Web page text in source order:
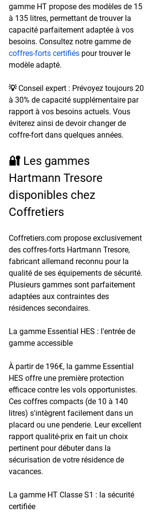
gamme HT propose des modèles de 15
à 135 litres, permettant de trouver la
capacité parfaitement adaptée à vos
besoins. Consultez notre gamme de
coffres-forts certifiés pour trouver le
modèle adapté.
💡 Conseil expert : Prévoyez toujours 20
à 30% de capacité supplémentaire par
rapport à vos besoins actuels. Vous
éviterez ainsi de devoir changer de
coffre-fort dans quelques années.
🔐 Les gammes
Hartmann Tresore
disponibles chez
Coffretiers
Coffretiers.com propose exclusivement
des coffres-forts Hartmann Tresore,
fabricant allemand reconnu pour la
qualité de ses équipements de sécurité.
Plusieurs gammes sont parfaitement
adaptées aux contraintes des
résidences secondaires.
La gamme Essential HES : l'entrée de
gamme accessible
À partir de 196€, la gamme Essential
HES offre une première protection
efficace contre les vols opportunistes.
Ces coffres compacts (de 10 à 140
litres) s'intègrent facilement dans un
placard ou une penderie. Leur excellent
rapport qualité-prix en fait un choix
pertinent pour débuter dans la
sécurisation de votre résidence de
vacances.
La gamme HT Classe S1 : la sécurité
certifiée